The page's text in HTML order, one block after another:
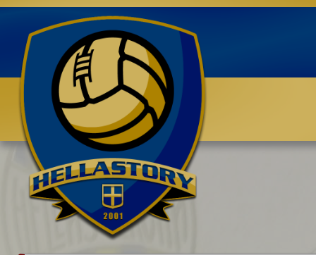
Benvenuti su HELLASTORY.net